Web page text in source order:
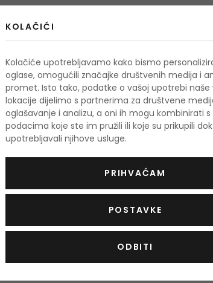
Ocjena posjetitelja
Izvješće
Prekrasan, ženstven, čudesan
Kupujem.opet! Bravo Lattafa❤
Prednosti
Prekrassn
KOLAČIĆI
Kolačiće upotrebljavamo kako bismo
oglase, omogućili značajke društvenih medija i
promet. Isto tako, podatke o vašoj upotrebi
lokacije dijelimo s partnerima za društvene
oglašavanje i analizu, a oni ih mogu kombinirati
podacima koje ste im pružili ili koje su prikupili
upotrebljavali njihove usluge.
PRIHVAĆAM
POSTAVKE
ODBITI